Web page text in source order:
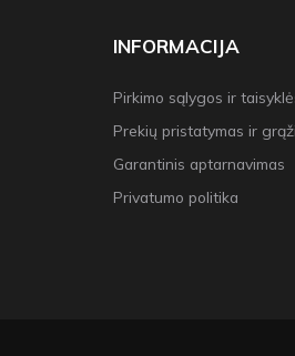
INFORMACIJA
Pirkimo sąlygos ir
Prekių pristatymas ir
Garantinis aptarnavimas
Privatumo politika